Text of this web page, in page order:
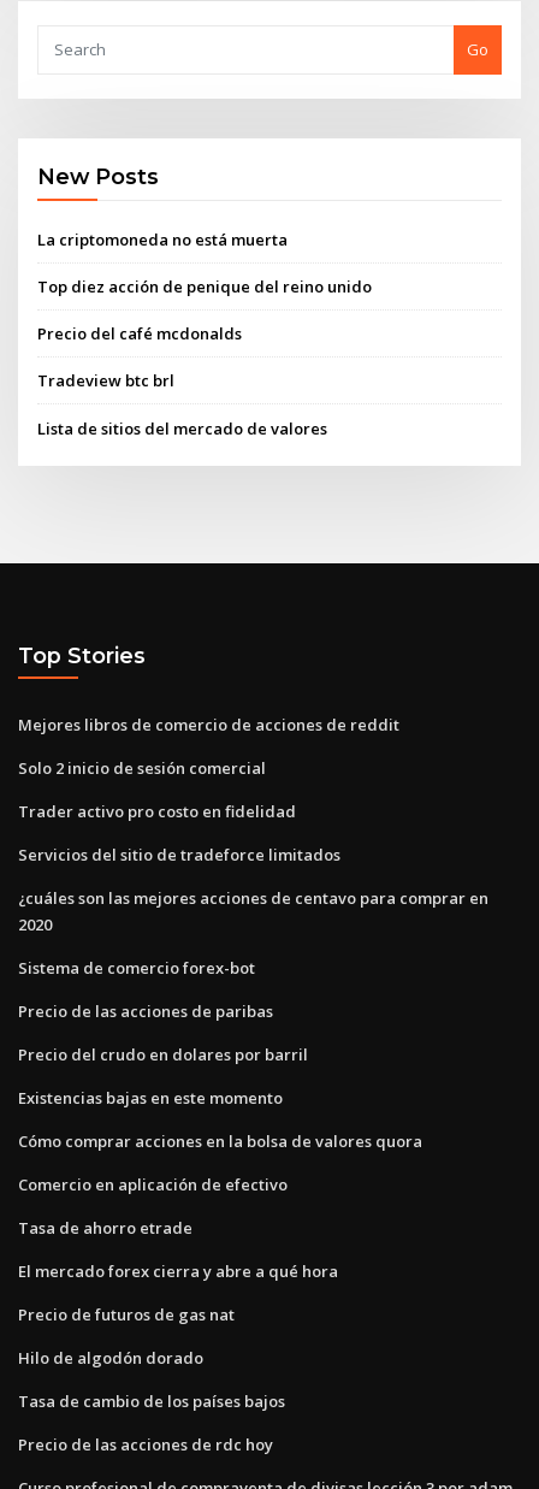
Go
New Posts
La criptomoneda no está muerta
Top diez acción de penique del reino unido
Precio del café mcdonalds
Tradeview btc brl
Lista de sitios del mercado de valores
Top Stories
Mejores libros de comercio de acciones de reddit
Solo 2 inicio de sesión comercial
Trader activo pro costo en fidelidad
Servicios del sitio de tradeforce limitados
¿cuáles son las mejores acciones de centavo para comprar en
2020
Sistema de comercio forex-bot
Precio de las acciones de paribas
Precio del crudo en dolares por barril
Existencias bajas en este momento
Cómo comprar acciones en la bolsa de valores quora
Comercio en aplicación de efectivo
Tasa de ahorro etrade
El mercado forex cierra y abre a qué hora
Precio de futuros de gas nat
Hilo de algodón dorado
Tasa de cambio de los países bajos
Precio de las acciones de rdc hoy